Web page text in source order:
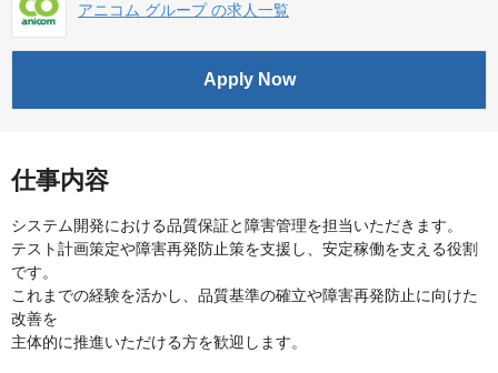
アニコム グループ の求人一覧
Apply Now
仕事内容
システム開発における品質保証と障害管理を担当いただきます。
テスト計画策定や障害再発防止策を支援し、安定稼働を支える役割
です。
これまでの経験を活かし、品質基準の確立や障害再発防止に向けた
改善を
主体的に推進いただける方を歓迎します。